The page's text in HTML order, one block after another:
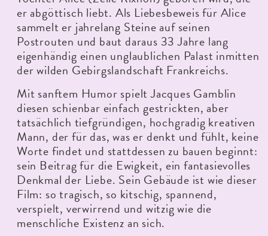
er abgöttisch liebt. Als Liebesbeweis für Alice
sammelt er jahrelang Steine auf seinen
Postrouten und baut daraus 33 Jahre lang
eigenhändig einen unglaublichen Palast inmitten
der wilden Gebirgslandschaft Frankreichs.
Mit sanftem Humor spielt Jacques Gamblin
diesen schienbar einfach gestrickten, aber
tatsächlich tiefgründigen, hochgradig kreativen
Mann, der für das, was er denkt und fühlt, keine
Worte findet und stattdessen zu bauen beginnt:
sein Beitrag für die Ewigkeit, ein fantasievolles
Denkmal der Liebe. Sein Gebäude ist wie dieser
Film: so tragisch, so kitschig, spannend,
verspielt, verwirrend und witzig wie die
menschliche Existenz an sich.